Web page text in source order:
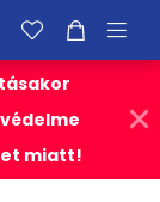
miatt!